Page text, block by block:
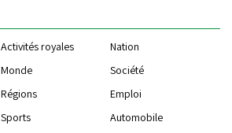
Activités royales
Nation
Monde
Société
Régions
Emploi
Sports
Automobile